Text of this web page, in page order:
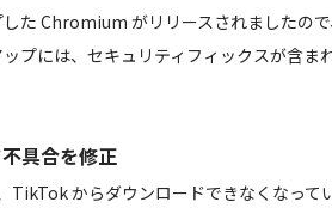
た Chromium がリリースされましたの
プには、セキュリティフィックスが含ま
具合を修正
TikTok からダウンロードできなくなって